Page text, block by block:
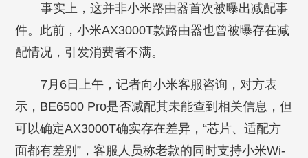
事实上，这并非小米路由器首次被曝出减配事
件。此前，小米AX3000T款路由器也曾被曝存在减
配情况，引发消费者不满。
7月6日上午，记者向小米客服咨询，对方表
示，BE6500 Pro是否减配其未能查到相关信息，但
可以确定AX3000T确实存在差异，“芯片、适配方
面都有差别”，客服人员称老款的同时支持小米Wi-